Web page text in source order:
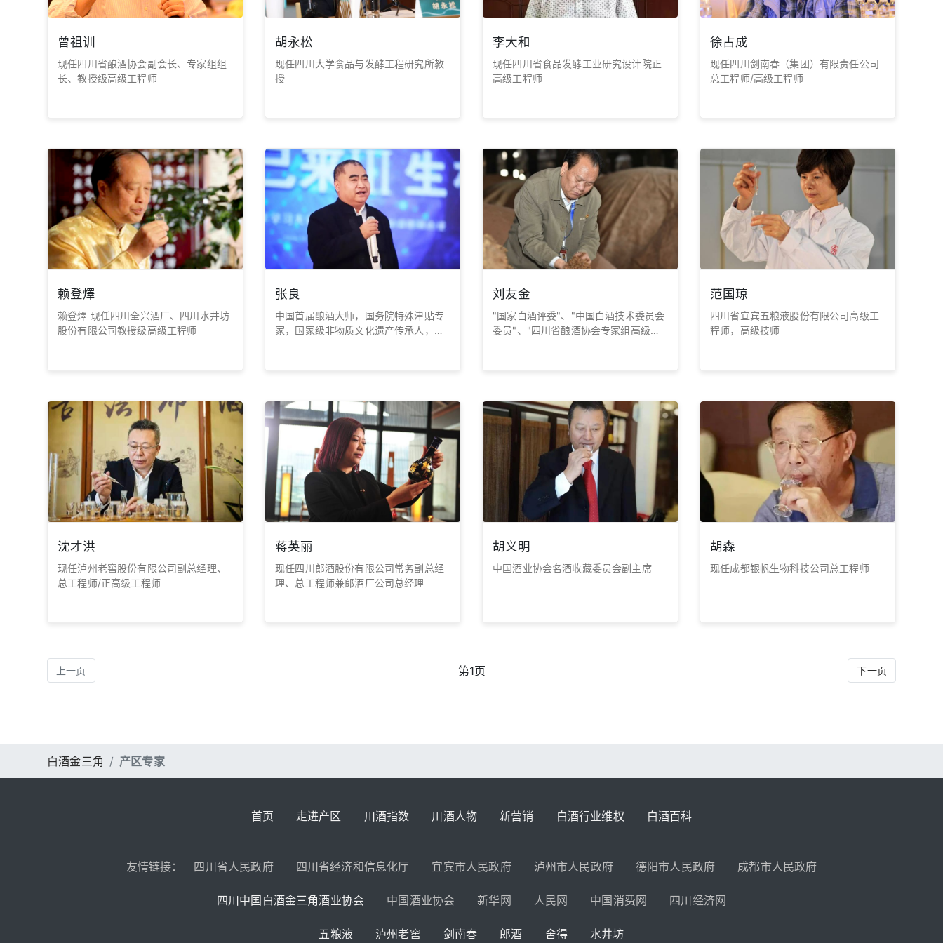
曾祖训
现任四川省酿酒协会副会长、专家组组
长、教授级高级工程师
胡永松
现任四川大学食品与发酵工程研究所教
授
李大和
现任四川省食品发酵工业研究设计院正
高级工程师
徐占成
现任四川剑南春（集团）有限责任公司
总工程师/高级工程师
赖登燡
赖登燡 现任四川全兴酒厂、四川水井坊
股份有限公司教授级高级工程师
张良
中国首届酿酒大师，国务院特殊津贴专
家，国家级非物质文化遗产传承人，四
刘友金
"国家白酒评委"、"中国白酒技术委员会
委员"、"四川省酿酒协会专家组高级专
范国琼
四川省宜宾五粮液股份有限公司高级工
程师，高级技师
沈才洪
现任泸州老窖股份有限公司副总经理、
总工程师/正高级工程师
蒋英丽
现任四川郎酒股份有限公司常务副总经
理、总工程师兼郎酒厂公司总经理
胡义明
中国酒业协会名酒收藏委员会副主席
胡森
现任成都银帆生物科技公司总工程师
上一页 第1页 下一页
白酒金三角 产区专家
首页 走进产区 川酒指数 川酒人物 新营销 白酒行业维权 白酒百科
友情链接： 四川省人民政府 四川省经济和信息化厅 宜宾市人民政府 泸州市人民政府 德阳市人民政府 成都市人民政府
四川中国白酒金三角酒业协会 中国酒业协会 新华网 人民网 中国消费网 四川经济网
五粮液 泸州老窖 剑南春 郎酒 舍得 水井坊